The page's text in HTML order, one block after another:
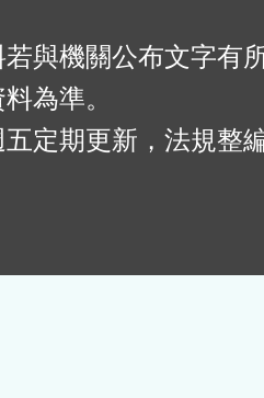
與機關公布文字有
為準。
定期更新，法規整